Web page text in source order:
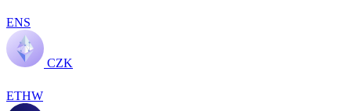
ENS
CZK
ETHW